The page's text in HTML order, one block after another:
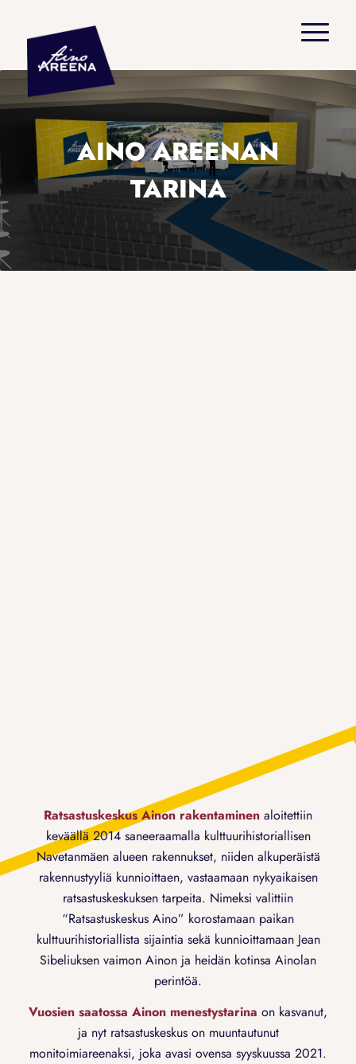
AINO AREENAN
TARINA
Ratsastuskeskus Ainon rakentaminen aloitettiin
keväällä 2014 saneeraamalla kulttuurihistoriallisen
Navetanmäen alueen rakennukset, niiden alkuperäistä
rakennustyyliä kunnioittaen, vastaamaan nykyaikaisen
ratsastuskeskuksen tarpeita. Nimeksi valittiin
“Ratsastuskeskus Aino” korostamaan paikan
kulttuurihistoriallista sijaintia sekä kunnioittamaan Jean
Sibeliuksen vaimon Ainon ja heidän kotinsa Ainolan
perintöä.
Vuosien saatossa Ainon menestystarina on kasvanut,
ja nyt ratsastuskeskus on muuntautunut
monitoimiareenaksi, joka avasi ovensa syyskuussa 2021.